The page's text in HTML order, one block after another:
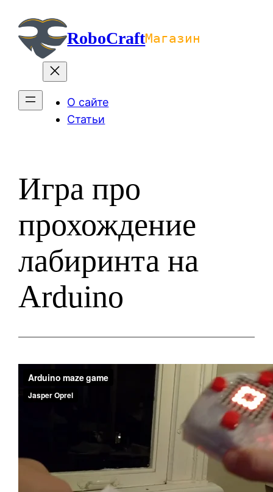
содержимомуRoboCraftМагазин
О сайте
Статьи
Игра про
прохождение
лабиринта на
Arduino